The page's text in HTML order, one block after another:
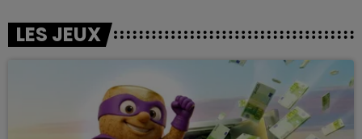
LES JEUX